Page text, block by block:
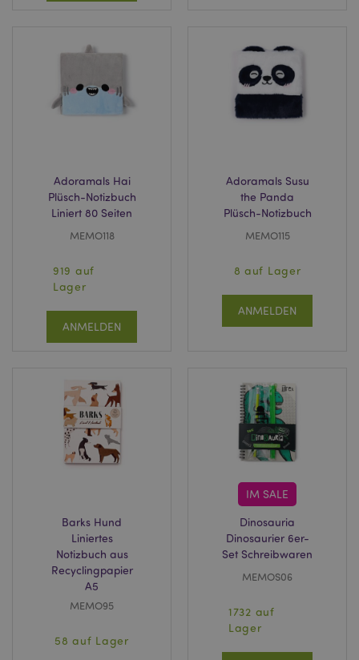
Adoramals Hai
Plüsch-Notizbuch
Liniert 80 Seiten
MEMO118
919 auf
Lager
ANMELDEN
Adoramals Susu
the Panda
Plüsch-Notizbuch
MEMO115
8 auf Lager
ANMELDEN
Barks Hund
Liniertes
Notizbuch aus
Recyclingpapier
A5
MEMO95
58 auf Lager
IM SALE
Dinosauria
Dinosaurier 6er-
Set Schreibwaren
MEMOS06
1732 auf
Lager